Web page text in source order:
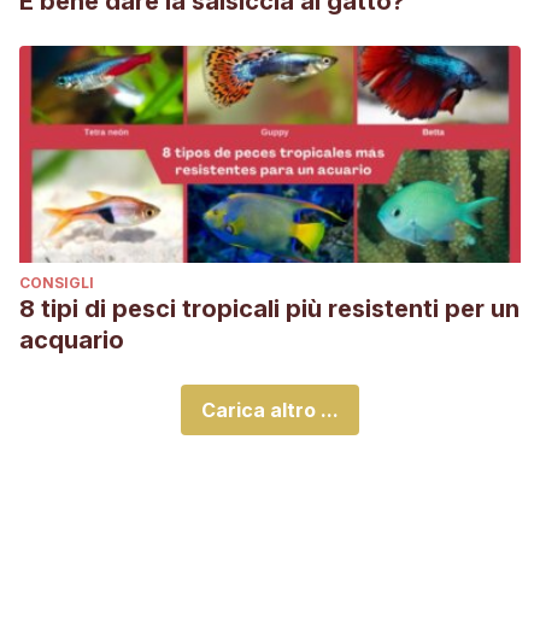
CONSIGLI
8 tipi di pesci tropicali più resistenti per un
acquario
Carica altro ...